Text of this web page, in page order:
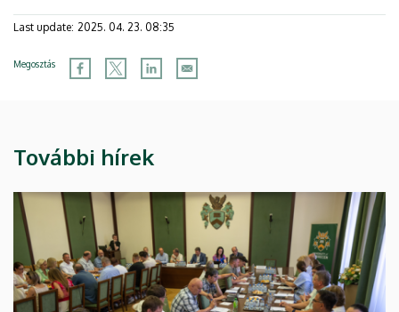
Last update: 2025. 04. 23. 08:35
Megosztás
További hírek